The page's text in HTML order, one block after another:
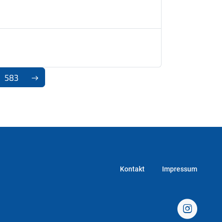
583
Kontakt Impressum